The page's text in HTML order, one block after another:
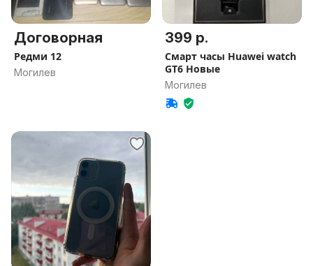
Договорная
Редми 12
Могилев
399 р.
Смарт часы Huawei watch
GT6 Новые
Могилев